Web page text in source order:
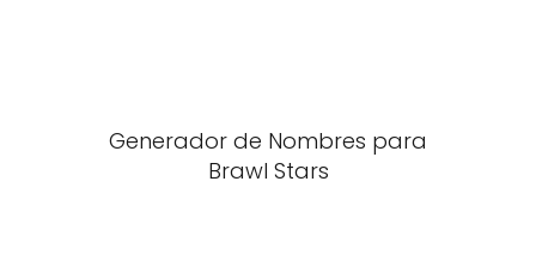
Generador de Nombres para
Brawl Stars